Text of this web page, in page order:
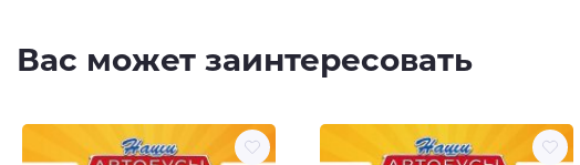
Вас может заинтересовать